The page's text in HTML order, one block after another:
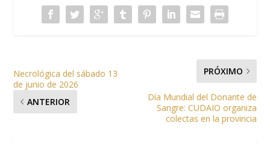
Necrológica del sábado 13
de junio de 2026
ANTERIOR
PRÓXIMO
Día Mundial del Donante de
Sangre: CUDAIO organiza
colectas en la provincia